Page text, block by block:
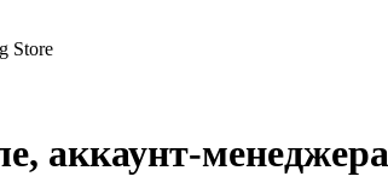
Store
аккаунт-менеджера